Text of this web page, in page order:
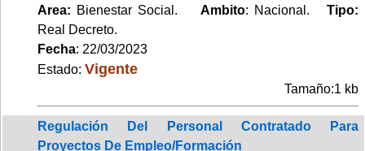
Area: Bienestar Social. Ambito: Nacional. Tipo:
Real Decreto.
Fecha: 22/03/2023
Estado: Vigente
Tamaño:1 kb
Regulación Del Personal Contratado Para
Proyectos De Empleo/Formación